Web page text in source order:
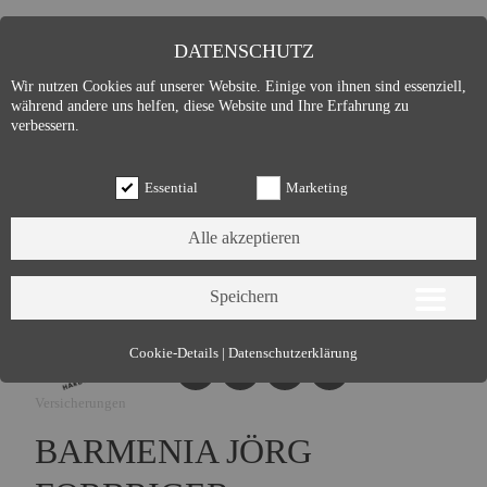
Versicherungen
BARMENIA JÖRG
DATENSCHUTZ
Wir nutzen Cookies auf unserer Website. Einige von ihnen sind essenziell,
während andere uns helfen, diese Website und Ihre Erfahrung zu
verbessern.
Essential Marketing
Essential (3)
Name:
Cookie Hinweis
Zweck:
Cookies:
allowCookie
Laufzeit:
3 Monate
Cookie-Details | Datenschutzerklärung